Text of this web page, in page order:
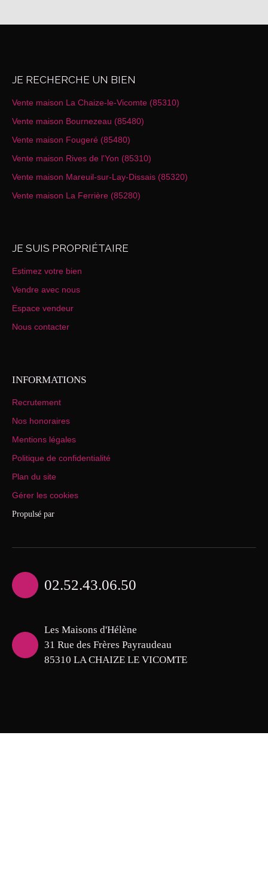
JE RECHERCHE UN BIEN
Vente maison La Chaize-le-Vicomte (85310)
Vente maison Bournezeau (85480)
Vente maison Fougeré (85480)
Vente maison Rives de l'Yon (85310)
Vente maison Mareuil-sur-Lay-Dissais (85320)
Vente maison La Ferrière (85280)
JE SUIS PROPRIÉTAIRE
Estimez votre bien
Vendre avec nous
Espace vendeur
Nous contacter
INFORMATIONS
Recrutement
Nos honoraires
Mentions légales
Politique de confidentialité
Plan du site
Gérer les cookies
Propulsé par
02.52.43.06.50
Les Maisons d'Hélène
31 Rue des Frères Payraudeau
85310 LA CHAIZE LE VICOMTE